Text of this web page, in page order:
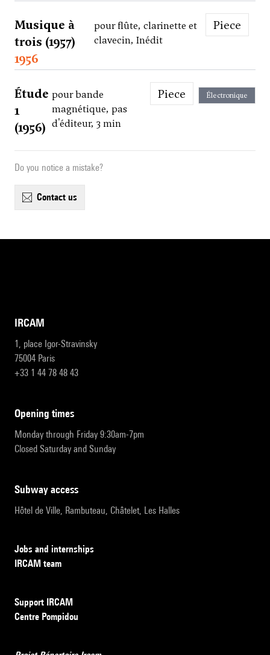
Musique à
trois (1957)
pour flûte, clarinette et
clavecin, Inédit
Piece
1956
Étude
1
(1956)
pour bande
magnétique, pas
d'éditeur, 3 min
Piece Électronique
Do you notice a mistake?
contact us
IRCAM
1, place Igor-Stravinsky
75004 Paris
+33 1 44 78 48 43
opening times
Monday through Friday 9:30am-7pm
Closed Saturday and Sunday
subway access
Hôtel de Ville, Rambuteau, Châtelet, Les Halles
Jobs and internships
IRCAM team
Support IRCAM
Centre Pompidou